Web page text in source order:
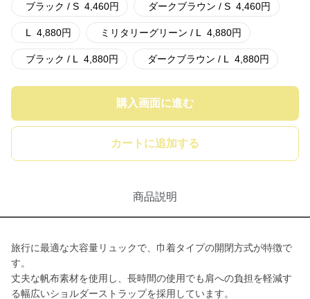
ブラック / S 4,460円 ダークブラウン / S 4,460円
L 4,880円 ミリタリーグリーン / L 4,880円
ブラック / L 4,880円 ダークブラウン / L 4,880円
購入画面に進む
カートに追加する
商品説明
旅行に最適な大容量リュックで、巾着タイプの開閉方式が特徴で
す。
丈夫な帆布素材を使用し、長時間の使用でも肩への負担を軽減す
る幅広いショルダーストラップを採用しています。